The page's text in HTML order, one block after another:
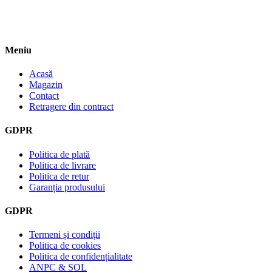
Meniu
Acasă
Magazin
Contact
Retragere din contract
GDPR
Politica de plată
Politica de livrare
Politica de retur
Garanția produsului
GDPR
Termeni și condiții
Politica de cookies
Politica de confidențialitate
ANPC & SOL